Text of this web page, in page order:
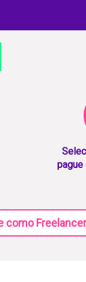
pague
como Freelancer